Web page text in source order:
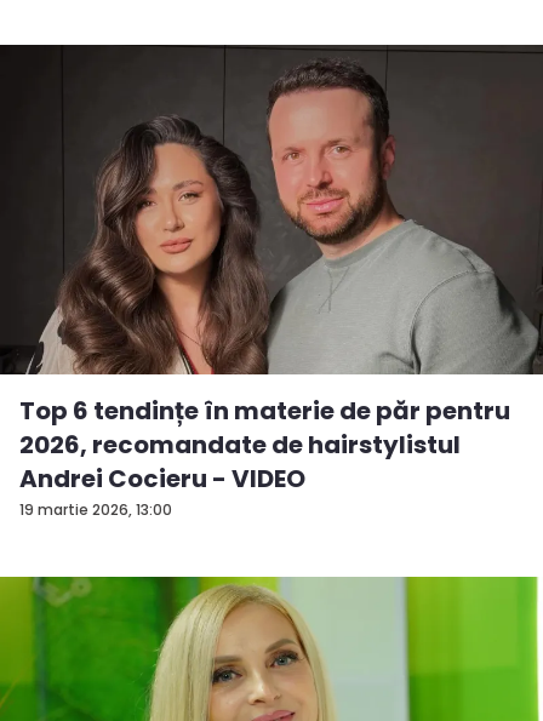
19 martie 2026, 13:00
Top 6 tendințe în materie de păr pentru
2026, recomandate de hairstylistul
Andrei Cocieru - VIDEO